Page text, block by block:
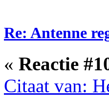
Re: Antenne
« Reactie
Citaat van: